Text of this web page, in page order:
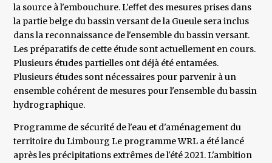
la source à l'embouchure. L'eﬀet des mesures prises dans
la partie belge du bassin versant de la Gueule sera inclus
dans la reconnaissance de l'ensemble du bassin versant.
Les préparatifs de cette étude sont actuellement en cours.
Plusieurs études partielles ont déjà été entamées.
Plusieurs études sont nécessaires pour parvenir à un
ensemble cohérent de mesures pour l'ensemble du bassin
hydrographique.
Programme de sécurité de l'eau et d'aménagement du
territoire du Limbourg Le programme WRL a été lancé
après les précipitations extrêmes de l'été 2021. L'ambition